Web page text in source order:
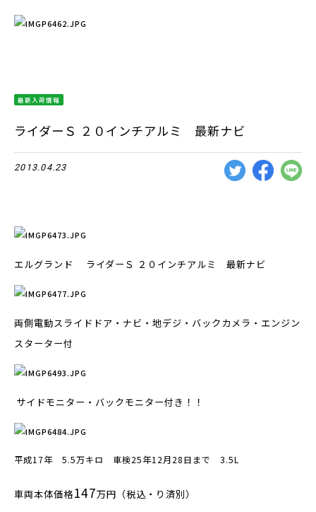
最新入荷情報
ライダーＳ ２０インチアルミ 最新ナビ
2013.04.23
エルグランド ライダーＳ ２０インチアルミ 最新ナビ
両側電動スライドドア・ナビ・地デジ・バックカメラ・エンジン
スターター付
サイドモニター・バックモニター付き！！
平成17年 5.5万キロ 車検25年12月28日まで 3.5L
車両本体価格147万円（税込・り済別）